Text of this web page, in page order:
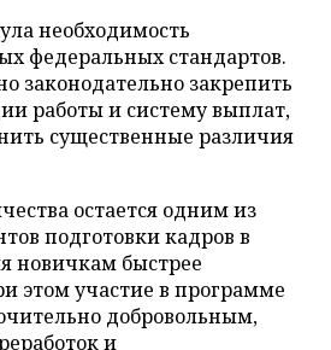
необходимость
федеральных стандартов.
законодательно закрепить
работы и систему выплат,
существенные различия
остается одним из
подготовки кадров в
новичкам быстрее
этом участие в программе
добровольным,
и